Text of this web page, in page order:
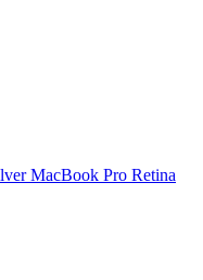
MacBook Pro Retina